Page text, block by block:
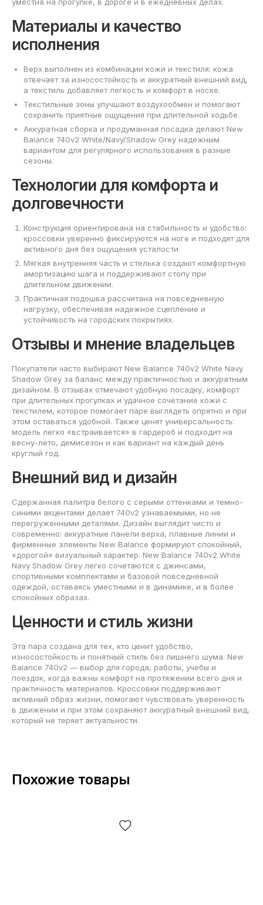
Материалы и качество
исполнения
Верх выполнен из комбинации кожи и текстиля: кожа
отвечает за износостойкость и аккуратный внешний вид,
а текстиль добавляет легкость и комфорт в носке.
Текстильные зоны улучшают воздухообмен и помогают
сохранить приятные ощущения при длительной ходьбе.
Аккуратная сборка и продуманная посадка делают New
Balance 740v2 White/Navy/Shadow Grey надежным
вариантом для регулярного использования в разные
сезоны.
Технологии для комфорта и
долговечности
Конструкция ориентирована на стабильность и удобство:
кроссовки уверенно фиксируются на ноге и подходят для
активного дня без ощущения усталости.
Мягкая внутренняя часть и стелька создают комфортную
амортизацию шага и поддерживают стопу при
длительном движении.
Практичная подошва рассчитана на повседневную
нагрузку, обеспечивая надежное сцепление и
устойчивость на городских покрытиях.
Отзывы и мнение владельцев
Покупатели часто выбирают New Balance 740v2 White Navy
Shadow Grey за баланс между практичностью и аккуратным
дизайном. В отзывах отмечают удобную посадку, комфорт
при длительных прогулках и удачное сочетание кожи с
текстилем, которое помогает паре выглядеть опрятно и при
этом оставаться удобной. Также ценят универсальность:
модель легко «встраивается» в гардероб и подходит на
весну-лето, демисезон и как вариант на каждый день
круглый год.
Внешний вид и дизайн
Сдержанная палитра белого с серыми оттенками и темно-
синими акцентами делает 740v2 узнаваемыми, но не
перегруженными деталями. Дизайн выглядит чисто и
современно: аккуратные панели верха, плавные линии и
фирменные элементы New Balance формируют спокойный,
«дорогой» визуальный характер. New Balance 740v2 White
Navy Shadow Grey легко сочетаются с джинсами,
спортивными комплектами и базовой повседневной
одеждой, оставаясь уместными и в динамике, и в более
спокойных образах.
Ценности и стиль жизни
Эта пара создана для тех, кто ценит удобство,
износостойкость и понятный стиль без лишнего шума. New
Balance 740v2 — выбор для города, работы, учебы и
поездок, когда важны комфорт на протяжении всего дня и
практичность материалов. Кроссовки поддерживают
активный образ жизни, помогают чувствовать уверенность
в движении и при этом сохраняют аккуратный внешний вид,
который не теряет актуальности.
Похожие товары